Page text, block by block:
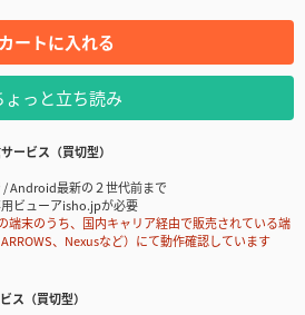
カートに入れる
ょっと立ち読み
ービス（買切型）
/ Android最新の２世代前まで
ビューアisho.jpが必要
末のうち、国内キャリア経由で販売されている端
、Nexusなど）にて動作確認しています
ス（買切型）